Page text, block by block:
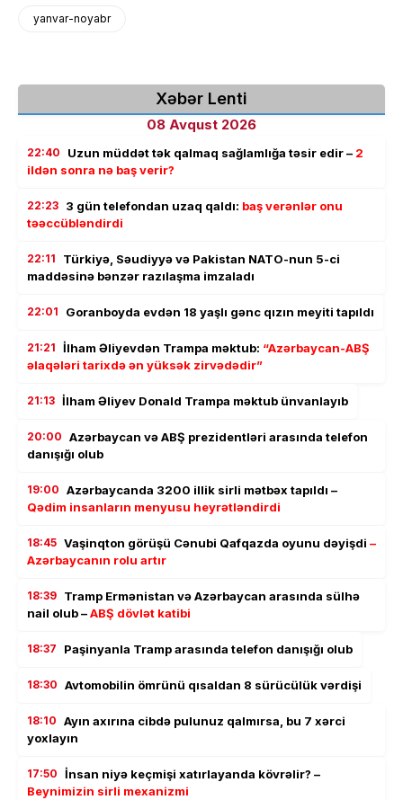
yanvar-noyabr
Xəbər Lenti
08 Avqust 2026
22:40 Uzun müddət tək qalmaq sağlamlığa təsir edir – 2
ildən sonra nə baş verir?
22:23 3 gün telefondan uzaq qaldı: baş verənlər onu
təəccübləndirdi
22:11
Türkiyə, Səudiyyə və Pakistan NATO-nun 5-ci
maddəsinə bənzər razılaşma imzaladı
22:01 Goranboyda evdən 18 yaşlı gənc qızın meyiti tapıldı
21:21 İlham Əliyevdən Trampa məktub: “Azərbaycan-ABŞ
əlaqələri tarixdə ən yüksək zirvədədir”
21:13 İlham Əliyev Donald Trampa məktub ünvanlayıb
20:00 Azərbaycan və ABŞ prezidentləri arasında telefon
danışığı olub
19:00 Azərbaycanda 3200 illik sirli mətbəx tapıldı –
Qədim insanların menyusu heyrətləndirdi
18:45 Vaşinqton görüşü Cənubi Qafqazda oyunu dəyişdi –
Azərbaycanın rolu artır
18:39 Tramp Ermənistan və Azərbaycan arasında sülhə
nail olub –ABŞ dövlət katibi
18:37 Paşinyanla Tramp arasında telefon danışığı olub
18:30 Avtomobilin ömrünü qısaldan 8 sürücülük vərdişi
18:10 Ayın axırına cibdə pulunuz qalmırsa, bu 7 xərci
yoxlayın
17:50 İnsan niyə keçmişi xatırlayanda kövrəlir? –
Beynimizin sirli mexanizmi